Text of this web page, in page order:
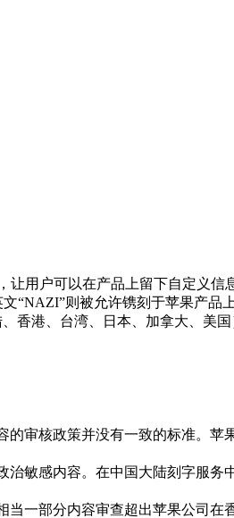
用户可以在产品上留下自定义
“NAZI”则被允许镌刻于苹果产
香港、台湾、日本、加拿大、美
审核政策并没有一致的标准。苹
敏感内容。在中国大陆刻字服务
一部分内容审查超出苹果公司